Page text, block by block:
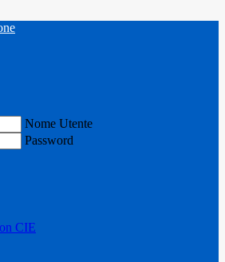
Nome Utente
Password
CIE